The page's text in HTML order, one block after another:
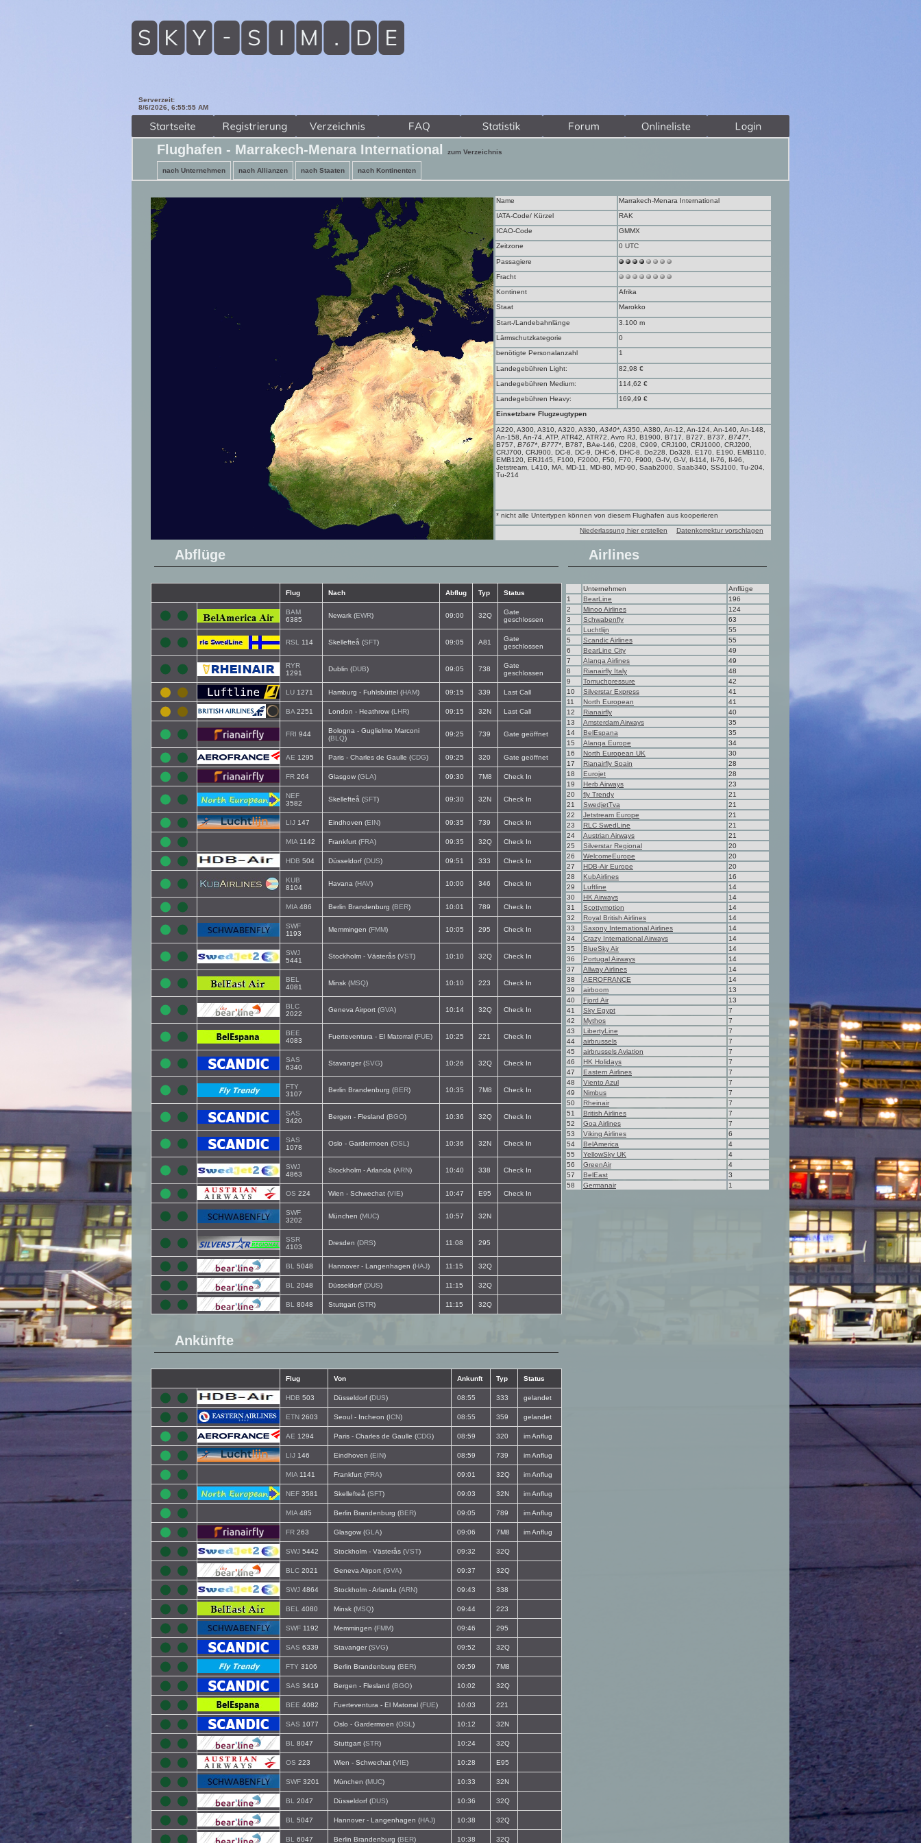
Serverzeit:
8/6/2026, 6:55:57 AM
Flughafen - Marrakech-Menara International zum Verzeichnis
nach Unternehmen nach Allianzen nach Staaten nach Kontinenten
Name
Marrakech-Menara International
IATA-Code/ Kürzel
RAK
ICAO-Code
GMMX
Zeitzone
0 UTC
Passagiere
Fracht
Kontinent
Afrika
Staat
Marokko
Start-/Landebahnlänge
3.100 m
Lärmschutzkategorie
0
benötigte Personalanzahl
1
Landegebühren Light:
82,98 €
Landegebühren Medium:
114,62 €
Landegebühren Heavy:
169,49 €
Einsetzbare Flugzeugtypen
A220, A300, A310, A320, A330, A340* , A350, A380, An-12, An-124, An-140, An-148,
An-158, An-74, ATP, ATR42, ATR72, Avro RJ, B1900, B717, B727, B737, B747*
B757, B767* B777* , B787, BAe-146, C208, C909, CRJ100, CRJ1000, CRJ200,
CRJ700, CRJ900, DC-8, DC-9, DHC-6, DHC-8, Do228, Do328, E170, E190, EMB110,
EMB120, ERJ145, F100, F2000, F50, F70, F900, G-IV, G-V, Il-114, Il-76, Il-96,
Jetstream, L410, MA, MD-11, MD-80, MD-90, Saab2000, Saab340, SSJ100, Tu-204,
Tu-214
* nicht alle Untertypen können von diesem Flughafen aus kooperieren
Niederlassung hier erstellen
Datenkorrektur vorschlagen
Abflüge
Flug Nach Abflug Typ Status
BAM
6385
Newark (EWR) 09:00 32Q
Gate
geschlossen
RSL 114 Skellefteå (SFT) 09:05 A81
Gate
geschlossen
RYR
1291
Dublin (DUB) 09:05 738
Gate
geschlossen
LU 1271 Hamburg - Fuhlsbüttel (HAM) 09:15 339 Last Call
BA 2251 London - Heathrow (LHR) 09:15 32N Last Call
FRI 944
Bologna - Guglielmo Marconi
(BLQ)
09:25 739 Gate geöffnet
AE 1295 Paris - Charles de Gaulle (CDG) 09:25 320 Gate geöffnet
FR 264 Glasgow (GLA) 09:30 7M8 Check In
NEF
3582
Skellefteå (SFT) 09:30 32N Check In
LIJ 147 Eindhoven (EIN) 09:35 739 Check In
MIA 1142 Frankfurt (FRA) 09:35 32Q Check In
HDB 504 Düsseldorf (DUS) 09:51 333 Check In
KUB
8104
Havana (HAV) 10:00 346 Check In
MIA 486 Berlin Brandenburg (BER) 10:01 789 Check In
SWF
1193
Memmingen (FMM) 10:05 295 Check In
SWJ
5441
Stockholm - Västerås (VST) 10:10 32Q Check In
BEL
4081
Minsk (MSQ) 10:10 223 Check In
BLC
2022
Geneva Airport (GVA) 10:14 32Q Check In
BEE
4083
Fuerteventura - El Matorral (FUE) 10:25 221 Check In
SAS
6340
Stavanger (SVG) 10:26 32Q Check In
FTY
3107
Berlin Brandenburg (BER) 10:35 7M8 Check In
SAS
3420
Bergen - Flesland (BGO) 10:36 32Q Check In
SAS
1078
Oslo - Gardermoen (OSL ) 10:36 32N Check In
SWJ
4863
Stockholm - Arlanda (ARN) 10:40 338 Check In
OS 224 Wien - Schwechat (VIE) 10:47 E95 Check In
SWF
3202
München (MUC) 10:57 32N
SSR
4103
Dresden (DRS) 11:08 295
BL 5048 Hannover - Langenhagen (HAJ) 11:15 32Q
BL 2048 Düsseldorf (DUS) 11:15 32Q
BL 8048 Stuttgart (STR) 11:15 32Q
Ankünfte
Flug Von Ankunft Typ Status
HDB 503 Düsseldorf (DUS) 08:55 333 gelandet
ETN 2603 Seoul - Incheon (ICN) 08:55 359 gelandet
AE 1294 Paris - Charles de Gaulle (CDG) 08:59 320 im Anflug
LIJ 146 Eindhoven (EIN) 08:59 739 im Anflug
MIA 1141 Frankfurt (FRA) 09:01 32Q im Anflug
NEF 3581 Skellefteå (SFT) 09:03 32N im Anflug
MIA 485 Berlin Brandenburg (BER) 09:05 789 im Anflug
FR 263 Glasgow (GLA) 09:06 7M8 im Anflug
SWJ 5442 Stockholm - Västerås (VST) 09:32 32Q
BLC 2021 Geneva Airport (GVA) 09:37 32Q
SWJ 4864 Stockholm - Arlanda (ARN) 09:43 338
BEL 4080 Minsk (MSQ) 09:44 223
SWF 1192 Memmingen (FMM) 09:46 295
SAS 6339 Stavanger (SVG) 09:52 32Q
FTY 3106 Berlin Brandenburg (BER) 09:59 7M8
SAS 3419 Bergen - Flesland (BGO) 10:02 32Q
BEE 4082 Fuerteventura - El Matorral (FUE) 10:03 221
SAS 1077 Oslo - Gardermoen (OSL ) 10:12 32N
BL 8047 Stuttgart (STR) 10:24 32Q
OS 223 Wien - Schwechat (VIE) 10:28 E95
SWF 3201 München (MUC) 10:33 32N
BL 2047 Düsseldorf (DUS) 10:36 32Q
BL 5047 Hannover - Langenhagen (HAJ) 10:38 32Q
BL 6047 Berlin Brandenburg (BER) 10:38 32Q
Airlines
Unternehmen
Anflüge
1
BearLine
196
2
Minoo Airlines
124
3
Schwabenfly
63
4
Luchtlijn
55
5
Scandic Airlines
55
6
BearLine City
49
7
Alanqa Airlines
49
8
Rianairfly Italy
48
9
Tomuchpressure
42
10
Silverstar Express
41
11
North European
41
12
Rianairfly
40
13
Amsterdam Airways
35
14
BelEspana
35
15
Alanqa Europe
34
16
North European UK
30
17
Rianairfly Spain
28
18
Eurojet
28
19
Herb Airways
23
20
fly Trendy
21
21
SwedjetTva
21
22
Jetstream Europe
21
23
RLC SwedLine
21
24
Austrian Airways
21
25
Silverstar Regional
20
26
WelcomeEurope
20
27
HDB-Air Europe
20
28
KubAirlines
16
29
Luftline
14
30
HK Airways
14
31
Scottymotion
14
32
Royal British Airlines
14
33
Saxony International Airlines
14
34
Crazy International Airways
14
35
BlueSky Air
14
36
Portugal Airways
14
37
Allway Airlines
14
38
AEROFRANCE
14
39
airboom
13
40
Fjord Air
13
41
Sky Egypt
7
42
Mythos
7
43
LibertyLine
7
44
airbrussels
7
45
airbrussels Aviation
7
46
HK Holidays
7
47
Eastern Airlines
7
48
Viento Azul
7
49
Nimbus
7
50
Rheinair
7
51
British Airlines
7
52
Goa Airlines
7
53
Viking Airlines
6
54
BelAmerica
4
55
YellowSky UK
4
56
GreenAir
4
57
BelEast
3
58
Germanair 1